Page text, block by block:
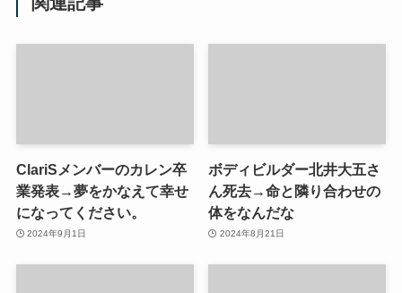
ClariSメンバーのカレン卒
業発表→夢をかなえて幸せ
になってください。
2024年9月1日
ボディビルダー北井大五さ
ん死去→命と隣り合わせの
体をなんだな
2024年8月21日